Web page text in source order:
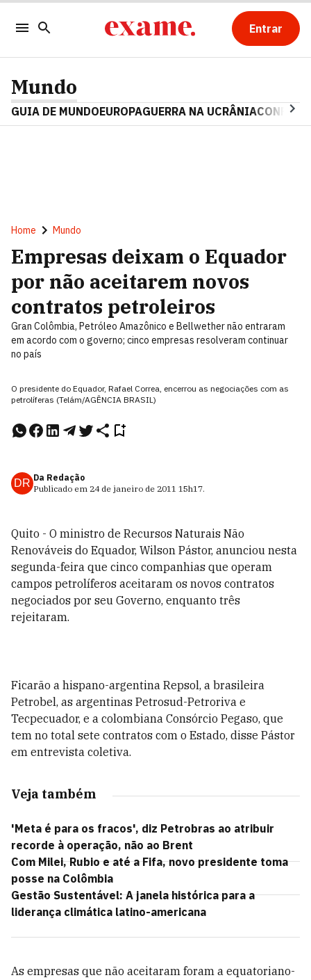
Entrar
Mundo
GUIA DE MUNDOEUROPAGUERRA NA UCRÂNIA
Home Mundo
Empresas deixam o Equador
por não aceitarem novos
contratos petroleiros
Gran Colômbia, Petróleo Amazônico e Bellwether não entraram
em acordo com o governo; cinco empresas resolveram continuar
no país
O presidente do Equador, Rafael Correa, encerrou as negociações com as
petrolíferas (Telám/AGÊNCIA BRASIL)
DR Da Redação
Publicado em 24 de janeiro de 2011 15h17.
Quito - O ministro de Recursos Naturais Não
Renováveis do Equador, Wilson Pástor, anunciou nesta
segunda-feira que cinco companhias que operam
campos petrolíferos aceitaram os novos contratos
negociados por seu Governo, enquanto três
rejeitaram.
Ficarão a hispano-argentina Repsol, a brasileira
Petrobel, as argentinas Petrosud-Petroriva e
Tecpecuador, e a colombiana Consórcio Pegaso, que
tem no total sete contratos com o Estado, disse Pástor
em entrevista coletiva.
Veja também
'Meta é para os fracos', diz Petrobras ao atribuir
recorde à operação, não ao Brent
Com Milei, Rubio e até a Fifa, novo presidente toma
posse na Colômbia
Gestão Sustentável: A janela histórica para a
liderança climática latino-americana
As empresas que não aceitaram foram a equatoriano-